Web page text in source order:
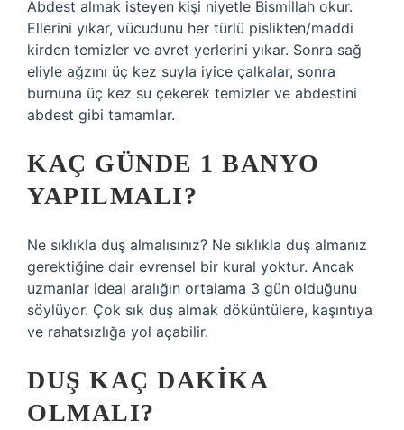
Abdest almak isteyen kişi niyetle Bismillah okur.
Ellerini yıkar, vücudunu her türlü pislikten/maddi
kirden temizler ve avret yerlerini yıkar. Sonra sağ
eliyle ağzını üç kez suyla iyice çalkalar, sonra
burnuna üç kez su çekerek temizler ve abdestini
abdest gibi tamamlar.
KAÇ GÜNDE 1 BANYO
YAPILMALI?
Ne sıklıkla duş almalısınız? Ne sıklıkla duş almanız
gerektiğine dair evrensel bir kural yoktur. Ancak
uzmanlar ideal aralığın ortalama 3 gün olduğunu
söylüyor. Çok sık duş almak döküntülere, kaşıntıya
ve rahatsızlığa yol açabilir.
DUŞ KAÇ DAKIKA
OLMALI?